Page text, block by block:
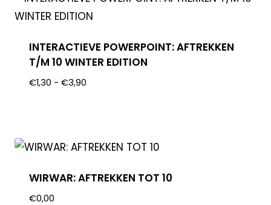
INTERACTIEVE POWERPOINT: AFTREKKEN
T/M 10 WINTER EDITION
€1,30 - €3,90
WIRWAR: AFTREKKEN TOT 10
€0,00